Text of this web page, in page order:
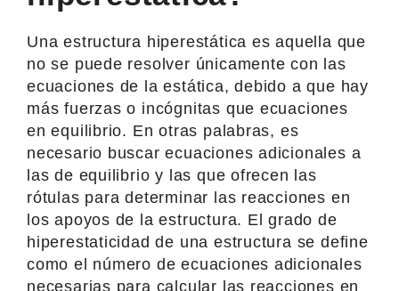
Una estructura hiperestática es aquella que
no se puede resolver únicamente con las
ecuaciones de la estática, debido a que hay
más fuerzas o incógnitas que ecuaciones
en equilibrio. En otras palabras, es
necesario buscar ecuaciones adicionales a
las de equilibrio y las que ofrecen las
rótulas para determinar las reacciones en
los apoyos de la estructura. El grado de
hiperestaticidad de una estructura se define
como el número de ecuaciones adicionales
necesarias para calcular las reacciones en